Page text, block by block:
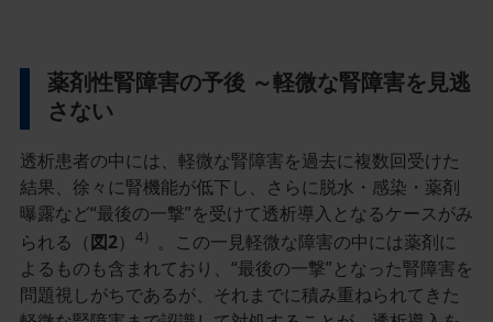
薬剤性腎障害の予後 ～軽微な腎障害を見逃
さない
透析患者の中には、軽微な腎障害を過去に複数回受けた
結果、徐々に腎機能が低下し、さらに脱水・感染・薬剤
曝露など“最後の一撃”を受けて透析導入となるケースがみ
られる（図2） 4） 。この一見軽微な障害の中には薬剤に
よるものも含まれており、“最後の一撃”となった腎障害を
問題視しがちであるが、それまでに積み重ねられてきた